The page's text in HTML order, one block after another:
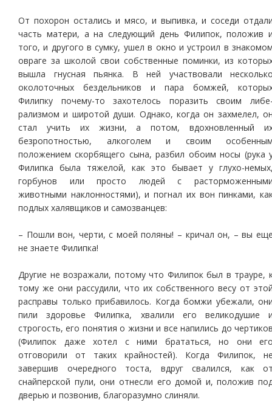
От похорон остались и мясо, и выпивка, и соседи
часть матери, а на следующий день Филипок, положив
того, и другого в сумку, ушел в окно и устроил в
овраге за школой свои собственные поминки, из
вышла гнусная пьянка. В ней участвовали
околоточных бездельников и пара бомжей,
Филипку почему-то захотелось поразить своим
рализмом и широтой души. Однако, когда он захмелел,
стал учить их жизни, а потом, вдохновленный
безропотностью, алкоголем и своим
положением скорбящего сына, разбил обоим носы (рука
Филипка была тяжелой, как это бывает у глухо-
горбунов или просто людей с
животными наклонностями), и погнал их вон пинками,
подлых халявщиков и самозванцев:
– Пошли вон, черти, с моей поляны! – кричал он, – вы
не знаете Филипка!
Другие не возражали, потому что Филипок был в трауре,
тому же они рассудили, что их собственного весу от
расправы только прибавилось. Когда бомжи убежали,
пили здоровье Филипка, хвалили его великодушие
строгость, его понятия о жизни и все напились до
(Филипок даже хотел с ними брататься, но они
отговорили от таких крайностей). Когда Филипок,
завершив очередного тоста, вдруг свалился, как
снайперской пули, они отнесли его домой и, положив
дверью и позвонив, благоразумно слиняли.